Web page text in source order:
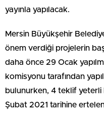
yayınla yapılacak.
Mersin Büyükşehir
önem verdiği projelerin
daha önce 29 Ocak
komisyonu tarafından
bulunurken, 4 teklif yeterli
Şubat 2021 tarihine